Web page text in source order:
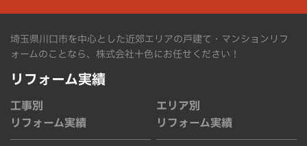
埼玉県川口市を中心とした近郊エリアの戸建て・マンションリフ
ォームのことなら、株式会社十色にお任せください！
リフォーム実績
工事別
リフォーム実績
エリア別
リフォーム実績